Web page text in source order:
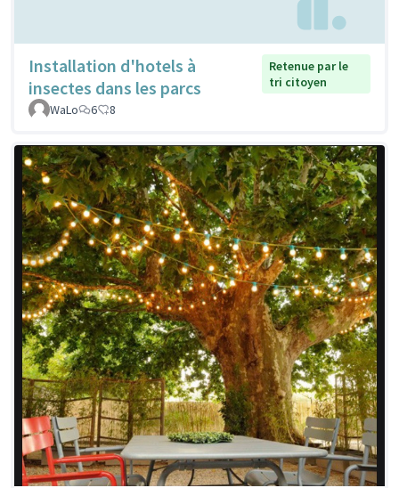
Installation d'hotels à
insectes dans les parcs
Retenue par le
tri citoyen
WaLo
6 8